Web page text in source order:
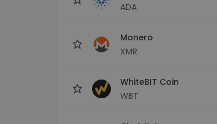
ADA
Monero
XMR
WhiteBIT Coin
WBT